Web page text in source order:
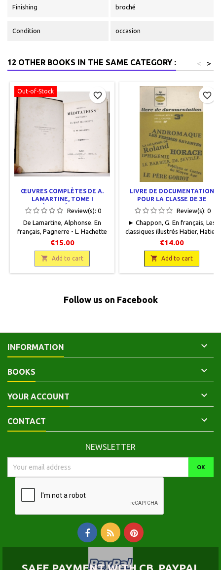
Finishing broché
Condition occasion
12 OTHER BOOKS IN THE SAME CATEGORY : >
<
Out-of-Stock
ŒUVRES COMPLÈTES DE A.
LAMARTINE, TOME I
PREMIÈRES MÉDITATIONS
POÉTIQUES. LA MORT DE
SOCRATE
Review(s): 0
De Lamartine, Alphonse. En
français, Pagnerre - L. Hachette
et Cie - Furne et cie, 1857, 12 x
19, 390 pages, relié, occasion.
Bon état. Demi toilé brun, plats
cartonnés marbrés. Dos lisse
avec fleurons, titre et auteur
rousseurs éparses.
€15.00
 Add to cart
favorite_border
LIVRE DE DOCUMENTATION
POUR LA CLASSE DE 3E
Review(s): 0
► Chappon, G. En français, Les
classiques illustrés Hatier, Hatier,
1967, 13 x 19,5, 288 pages,
broché, occasion. Bon état.
Couverture défraîchie.
€14.00
 Add to cart
favorite_border
Follow us on Facebook
INFORMATION 
BOOKS 
YOUR ACCOUNT 
CONTACT 
NEWSLETTER